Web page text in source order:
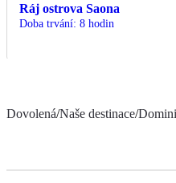
Ráj ostrova Saona
Doba trvání: 8 hodin
Dovolená/Naše destinace/